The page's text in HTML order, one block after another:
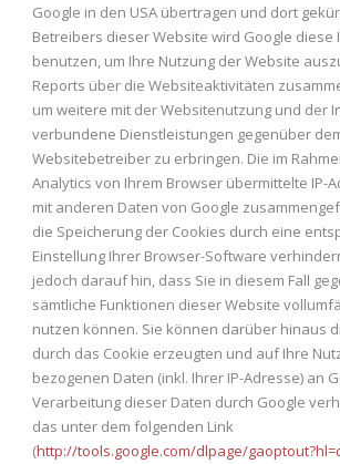
Google in den USA übertragen und dort
Betreibers dieser Website wird Google diese
benutzen, um Ihre Nutzung der Website
Reports über die Websiteaktivitäten
um weitere mit der Websitenutzung und der
verbundene Dienstleistungen gegenüber
Websitebetreiber zu erbringen. Die im
Analytics von Ihrem Browser übermittelte IP-
mit anderen Daten von Google
die Speicherung der Cookies durch eine
Einstellung Ihrer Browser-Software
jedoch darauf hin, dass Sie in diesem Fall
sämtliche Funktionen dieser Website
nutzen können. Sie können darüber hinaus
durch das Cookie erzeugten und auf Ihre
bezogenen Daten (inkl. Ihrer IP-Adresse) an
Verarbeitung dieser Daten durch Google
das unter dem folgenden Link
(http://tools.google.com/dlpage/